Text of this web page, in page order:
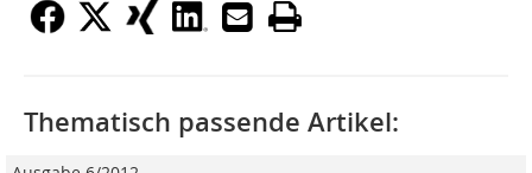
Thematisch passende Artikel: